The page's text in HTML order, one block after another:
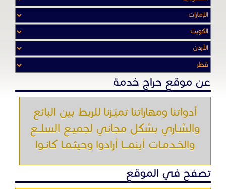
والشـاري بشكل مجاني لجميـع السلــع
والخـدمـات أينمـــا أرادوا وحيثـمـا كانـوا
تصفح في الموقع
الرئيسية
شروط الاستخدام
اتصل بنا